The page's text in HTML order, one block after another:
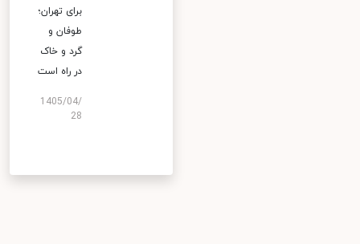
برای تهران؛
طوفان و
گرد و خاک
در راه است
1405/04/
28